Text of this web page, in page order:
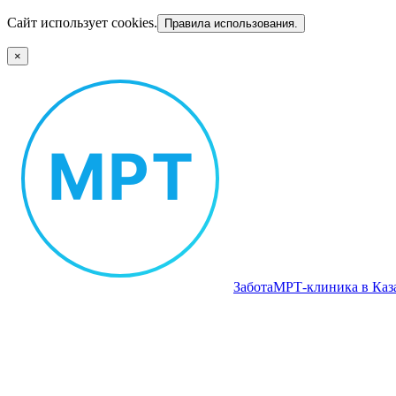
Сайт использует cookies. Правила использования.
×
ЗаботаМРТ‑клиника в